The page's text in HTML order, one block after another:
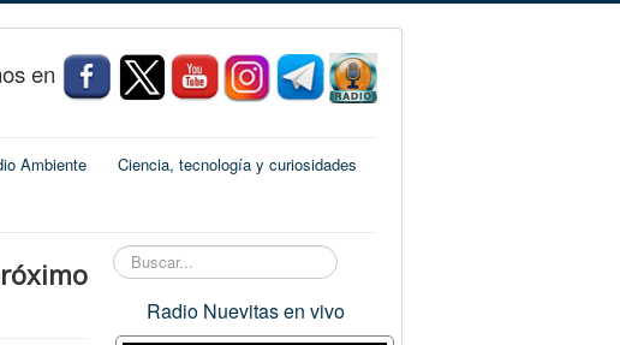
en
Ambiente
Ciencia, tecnología y curiosidades
Buscar...
Radio Nuevitas en vivo